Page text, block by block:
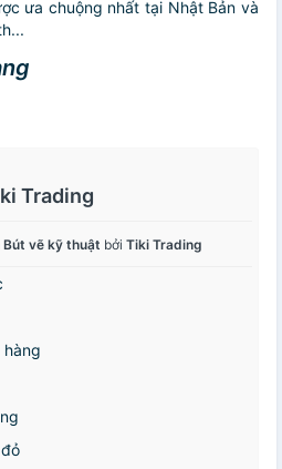
ưa chuộng nhất tại Nhật Bản và
Trading
Bút vẽ kỹ thuật bởi Tiki Trading
hàng